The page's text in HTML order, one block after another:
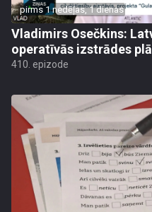
pirms 1 nedēļas, 1 dienas
Vladimirs Osečkins:
operatīvās izstrādes
410. epizode